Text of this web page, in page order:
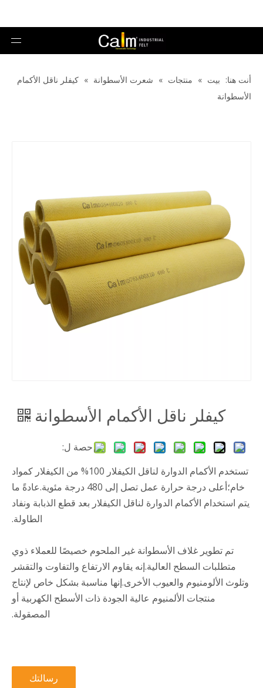
أنت هنا: بيت » منتجات » شعرت الأسطوانة » كيفلر ناقل الأكمام
الأسطوانة
كيفلر ناقل الأكمام الأسطوانة
حصة ل:
تستخدم الأكمام الدوارة لناقل الكيفلار 100% من الكيفلار كمواد
خام؛أعلى درجة حرارة عمل تصل إلى 480 درجة مئوية.عادةً ما
يتم استخدام الأكمام الدوارة لناقل الكيفلار بعد قطع الذبابة ونفاد
الطاولة.
تم تطوير غلاف الأسطوانة غير الملحوم خصيصًا للعملاء ذوي
متطلبات السطح العالية.إنه يقاوم الارتفاع والتفاوت والتقشر
وتلوث الألومنيوم والعيوب الأخرى.إنها مناسبة بشكل خاص لإنتاج
منتجات الألمنيوم عالية الجودة ذات الأسطح الكهربية أو
المصقولة.
رسالتك